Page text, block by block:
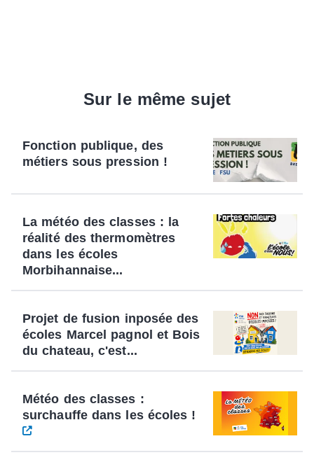
Sur le même sujet
Fonction publique, des
métiers sous pression !
La météo des classes : la
réalité des thermomètres
dans les écoles
Morbihannaise...
Projet de fusion inposée des
écoles Marcel pagnol et Bois
du chateau, c'est...
Météo des classes :
surchauffe dans les écoles !